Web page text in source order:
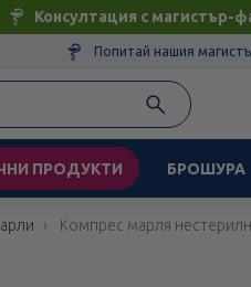
Консултация с магистър-
Попитай нашия
ПРОДУКТИ БРОШУРА
Компрес марля